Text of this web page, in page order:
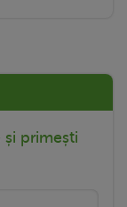
primești